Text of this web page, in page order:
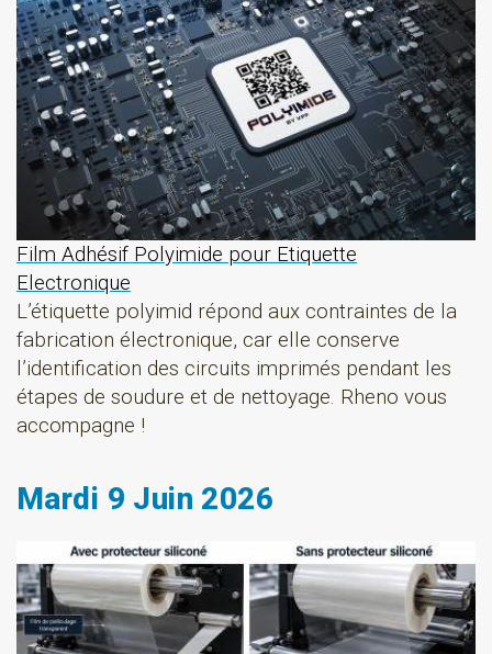
Film Adhésif Polyimide pour Etiquette
Electronique
L’étiquette polyimid répond aux contraintes de la
fabrication électronique, car elle conserve
l’identification des circuits imprimés pendant les
étapes de soudure et de nettoyage. Rheno vous
accompagne !
Mardi 9 Juin 2026